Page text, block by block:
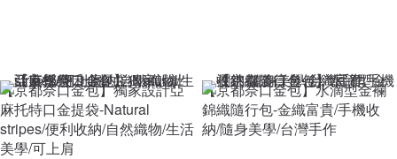
【京都奈口金包】獨家設計亞
麻托特口金提袋-Natural
stripes/便利收納/自然織物/生活
美學/可上肩
【京都奈口金包】水滴型金襴
錦織隨行包-金織富貴/手機收
納/隨身美學/台灣手作